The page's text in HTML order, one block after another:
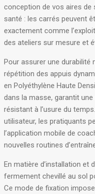
conception de vos aires
santé : les carrés peuvent
exactement comme
des ateliers sur mesure et
Pour assurer une durabilité
répétition des appuis
en Polyéthylène Haute
dans la masse, garantit
résistant à l’usure du temps
utilisateur, les pratiquants
l’application mobile de
nouvelles routines
En matière d’installation et
fermement chevillé au sol
Ce mode de fixation